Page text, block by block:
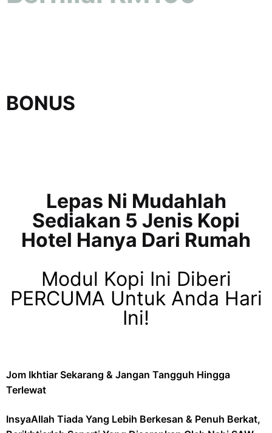
BONUS
Lepas Ni Mudahlah
Sediakan 5 Jenis Kopi
Hotel Hanya Dari Rumah
Modul Kopi Ini Diberi
PERCUMA Untuk Anda Hari
Ini!
Jom Ikhtiar Sekarang & Jangan Tangguh Hingga
Terlewat
InsyaAllah Tiada Yang Lebih Berkesan & Penuh Berkat,